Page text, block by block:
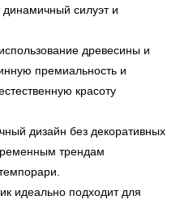
динамичный силуэт и
использование древесины и
премиальность и
красоту
дизайн без декоративных
трендам
идеально подходит для